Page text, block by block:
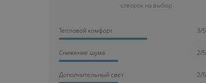
створок на выбор
Тепловой комфорт 3/5
Cнижение шума 2/5
Дополнительный свет 2/5